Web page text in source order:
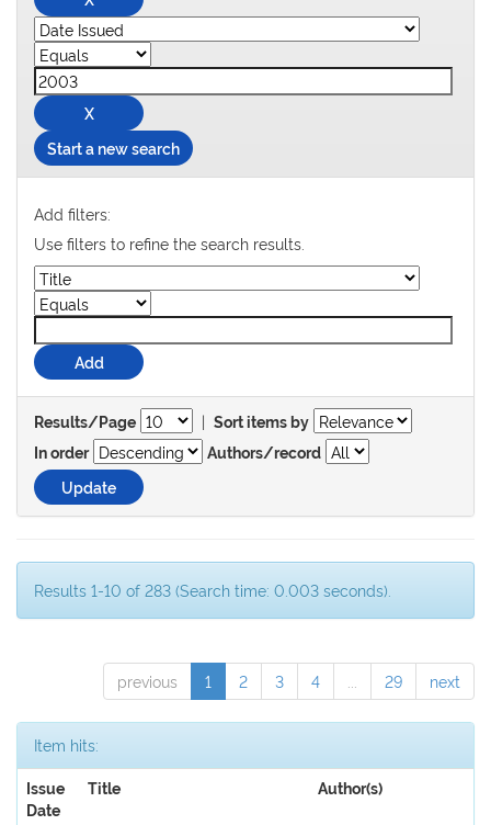
Start a new search
Add filters:
Use filters to refine the search results.
Results/Page | Sort items by
In order
Authors/record
Results 1-10 of 283 (Search time: 0.003 seconds).
previous 1 2 3 4 29 next
Item hits:
Issue
Date
Title Author(s)